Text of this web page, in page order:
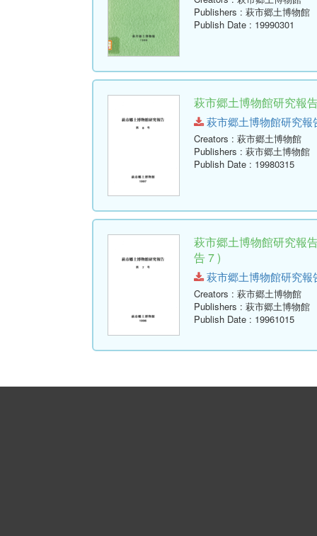
Publishers : 萩市郷土博物館
Publish Date : 19990301
萩市郷土博物館研究報
萩市郷土博物館研究報
Creators : 萩市郷土博物館
Publishers : 萩市郷土博物館
Publish Date : 19980315
萩市郷土博物館研究報
告 7 )
萩市郷土博物館研究報
Creators : 萩市郷土博物館
Publishers : 萩市郷土博物館
Publish Date : 19961015